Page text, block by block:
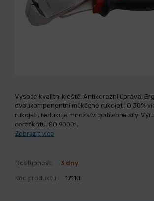
Vysoce kvalitní kleště. Antikorozní úprava.
dvoukomponentní měkčené rukojeti. O 30%
rukojetí, redukuje množství potřebné síly.
certifikátu ISO 90001.
Zobrazit více
Dostupnost: 3 dny
Kód produktu: 17110